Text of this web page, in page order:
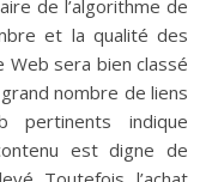
et la qualité des
sera bien classé
nombre de liens
pertinents indique
est digne de